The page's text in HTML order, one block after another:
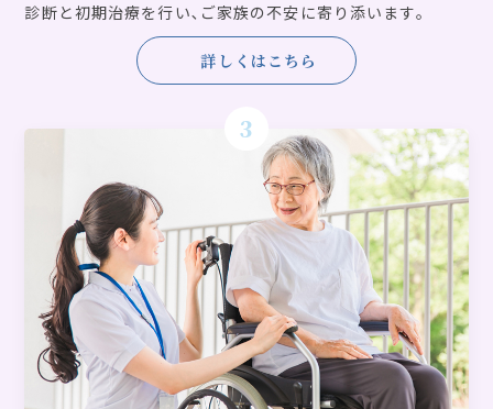
2024.10.31 お知らせ
パーキンの集い
パーキンの集い 第13回 ～運動症状について～ ※動画にてご視聴していただけます。
2024.03.22 お知らせ
【認知症新薬治療 レカネマブ】 はじめました！
2024.01.15 パーキンの集い
パーキンの集い 第12回 ～疫学と環境要因～ ※動画にてご視聴していただけます。
診断と初期治療を行い､ご家族の不安に寄り添います｡
詳しくはこちら
3